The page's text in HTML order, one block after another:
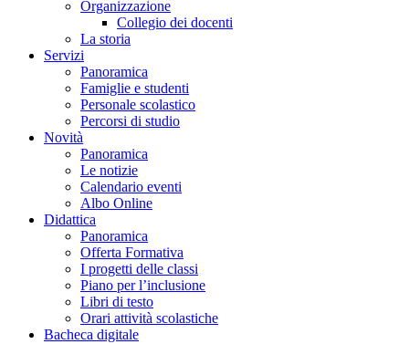
Organizzazione
Collegio dei docenti
La storia
Servizi
Panoramica
Famiglie e studenti
Personale scolastico
Percorsi di studio
Novità
Panoramica
Le notizie
Calendario eventi
Albo Online
Didattica
Panoramica
Offerta Formativa
I progetti delle classi
Piano per l’inclusione
Libri di testo
Orari attività scolastiche
Bacheca digitale